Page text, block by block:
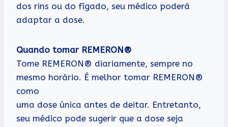
dos rins ou do fígado, seu médico poderá
adaptar a dose.
Quando tomar REMERON®
Tome REMERON® diariamente, sempre no
mesmo horário. É melhor tomar REMERON®
como
uma dose única antes de deitar. Entretanto,
seu médico pode sugerir que a dose seja